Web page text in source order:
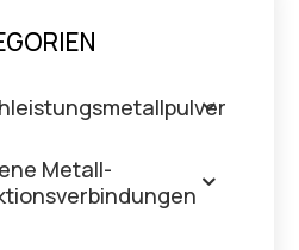
Metall-